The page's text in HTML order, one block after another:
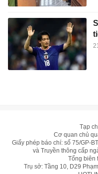
Tạp
Cơ quan chủ
Giấy phép báo chí: số 75/GP-
và Truyền thông cấp
Tổng biên
Trụ sở: Tầng 10, D29